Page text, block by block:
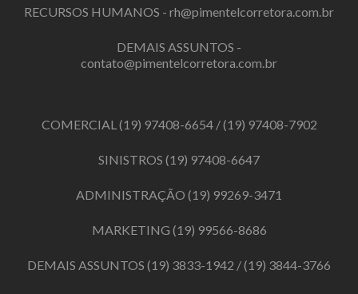
RECURSOS HUMANOS - rh@pimentelcorretora.com.br
DEMAIS ASSUNTOS -
contato@pimentelcorretora.com.br
COMERCIAL(19) 97408-6654/(19) 97408-7902
SINISTROS (19) 97408-6647
ADMINISTRAÇÃO (19) 99269-3471
MARKETING (19) 99566-8686
DEMAIS ASSUNTOS (19) 3833-1942 /(19) 3844-3766